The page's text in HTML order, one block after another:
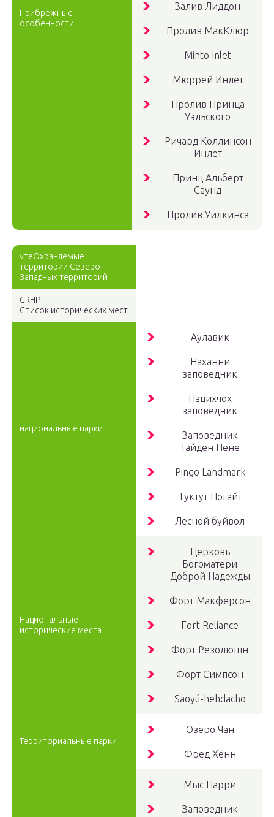
Прибрежные
особенности
Залив Лиддон
Пролив МакКлюр
Minto Inlet
Мюррей Инлет
Пролив Принца
Уэльского
Ричард Коллинсон
Инлет
Принц Альберт
Саунд
Пролив Уилкинса
vтеОхраняемые
территории Северо-
Западных территорий
CRHP
Список исторических мест
национальные парки
Аулавик
Наханни
заповедник
Нацихчох
заповедник
Заповедник
Тайден Нене
Pingo Landmark
Туктут Ногайт
Лесной буйвол
Национальные
исторические места
Церковь
Богоматери
Доброй Надежды
Форт Макферсон
Fort Reliance
Форт Резолюшн
Форт Симпсон
Saoyú-hehdacho
Территориальные парки
Озеро Чан
Фред Хенн
Мыс Парри
Заповедник